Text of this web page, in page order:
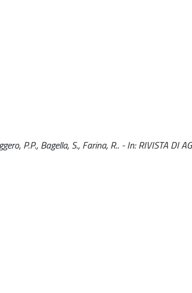
P.P., Bagella, S., Farina, R.. - In: RIVISTA DI